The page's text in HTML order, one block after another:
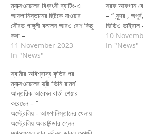
ম্যাক্সওয়েলের বিধ্বংসী ব্যাটিং-এ
আফগানিস্তানের ছিটকে যাওয়ার
সৌরভ গাঙ্গুলী বললেন আরও বেশ কিছু
কথা –
11 November 2023
In "News"
স্রফ আফগান
– “ সুন্দর ,
ভিডিও ভাইরাল
10
In "News"
স্বামীর অবিশ্বাস্য কৃতির পর
ম্যাক্সওয়েলের স্ত্রী ‘ভিনি রামন’
আন্তরিক আবেঘন বার্তা শেয়ার
করেছেন – “
অস্ট্রেলিয় - আফগানিস্তানের খেলায়
অস্ট্রেলিয় অলরাউন্ডার গ্লেন